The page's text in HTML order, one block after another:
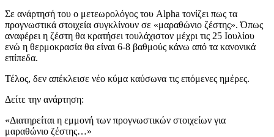
Σε ανάρτησή του ο μετεωρολόγος του Alpha τονίζει πως τα
προγνωστικά στοιχεία συγκλίνουν σε «μαραθώνιο ζέστης». Όπως
αναφέρει η ζέστη θα κρατήσει τουλάχιστον μέχρι τις 25 Ιουλίου
ενώ η θερμοκρασία θα είναι 6-8 βαθμούς κάνω από τα κανονικά
επίπεδα.
Τέλος, δεν απέκλεισε νέο κύμα καύσωνα τις επόμενες ημέρες.
Δείτε την ανάρτηση:
«Διατηρείται η εμμονή των προγνωστικών στοιχείων για
μαραθώνιο ζέστης…»